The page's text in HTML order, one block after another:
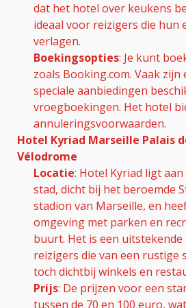
dat het hotel over keukens
ideaal voor reizigers die hun
verlagen.
Boekingsopties: Je kunt
zoals Booking.com. Vaak
speciale aanbiedingen
vroegboekingen. Het hotel
annuleringsvoorwaarden.
Hotel Kyriad Marseille Palais
Vélodrome
Locatie: Hotel Kyriad ligt
stad, dicht bij het beroemde
stadion van Marseille, en
omgeving met parken en
buurt. Het is een
reizigers die van een rustige
toch dichtbij winkels en
Prijs: De prijzen voor een
tussen de 70 en 100 euro,